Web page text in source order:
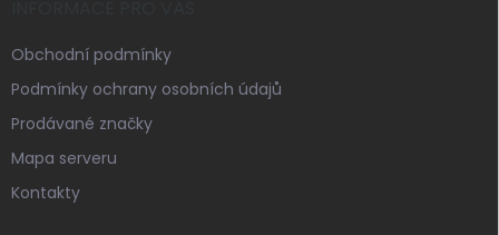
Obchodní podmínky
Podmínky ochrany osobních údajů
Prodávané značky
Mapa serveru
Kontakty